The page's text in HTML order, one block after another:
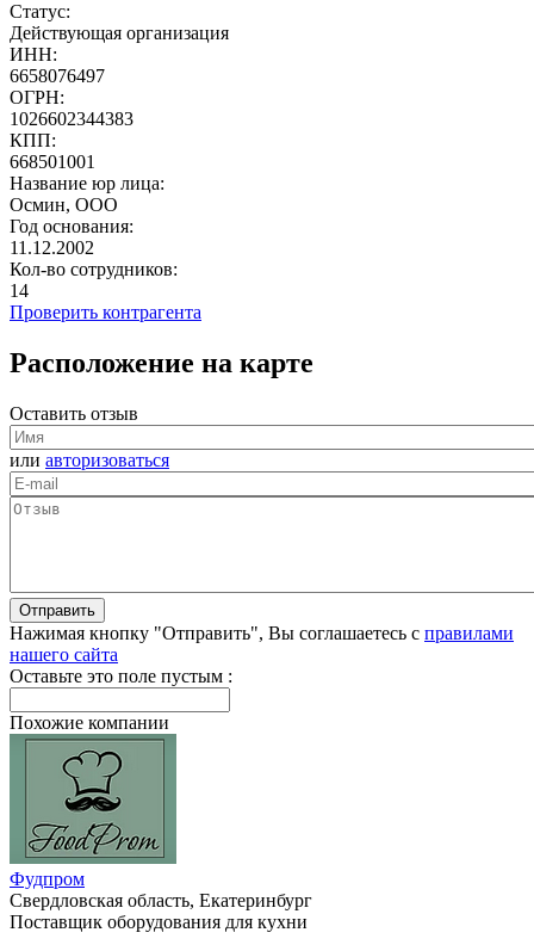
Статус:
Действующая организация
ИНН:
6658076497
ОГРН:
1026602344383
КПП:
668501001
Название юр лица:
Осмин, ООО
Год основания:
11.12.2002
Кол-во сотрудников:
14
Проверить контрагента
Расположение на карте
Оставить отзыв
или авторизоваться
Нажимая кнопку "Отправить", Вы соглашаетесь с правилами
нашего сайта
Оставьте это поле пустым :
Похожие компании
Фудпром
Свердловская область, Екатеринбург
Поставщик оборудования для кухни